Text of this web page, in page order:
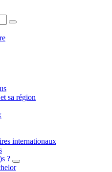
sa région
internationaux
?